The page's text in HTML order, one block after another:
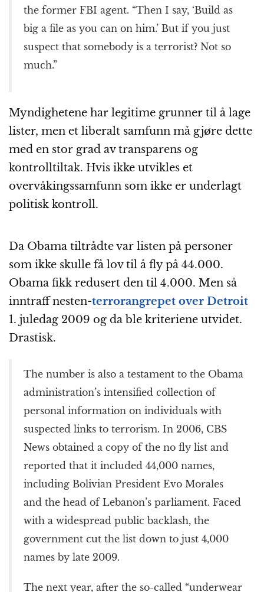
the former FBI agent. “Then I say, ‘Build as
big a file as you can on him.’ But if you just
suspect that somebody is a terrorist? Not so
much.”
Myndighetene har legitime grunner til å lage
lister, men et liberalt samfunn må gjøre dette
med en stor grad av transparens og
kontrolltiltak. Hvis ikke utvikles et
overvåkingssamfunn som ikke er underlagt
politisk kontroll.
Da Obama tiltrådte var listen på personer
som ikke skulle få lov til å fly på 44.000.
Obama fikk redusert den til 4.000. Men så
inntraff nesten-terrorangrepet over Detroit
1. juledag 2009 og da ble kriteriene utvidet.
Drastisk.
The number is also a testament to the Obama
administration’s intensified collection of
personal information on individuals with
suspected links to terrorism. In 2006, CBS
News obtained a copy of the no fly list and
reported that it included 44,000 names,
including Bolivian President Evo Morales
and the head of Lebanon’s parliament. Faced
with a widespread public backlash, the
government cut the list down to just 4,000
names by late 2009.
The next year, after the so-called “underwear